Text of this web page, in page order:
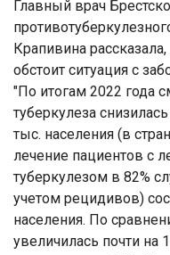
Главный врач
Крапивина
обстоит ситуация с
"По итогам 2022 года
туберкулеза
тыс. населения (в
лечение пациентов с
туберкулезом в 82%
учетом рецидивов)
населения. По
увеличилась почти на